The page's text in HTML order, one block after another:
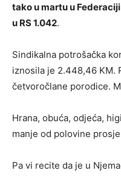
tako u martu u
u RS 1.042.
Sindikalna potrošačka
iznosila je 2.448,46 KM.
četvoročlane porodice.
Hrana, obuća, odjeća,
manje od polovine
Pa vi recite da je u